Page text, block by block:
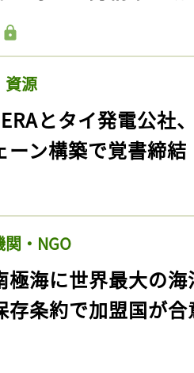
資源
とタイ発電公社
ーン構築で覚書締結
・NGO
極海に世界最大の
存条約で加盟国が合